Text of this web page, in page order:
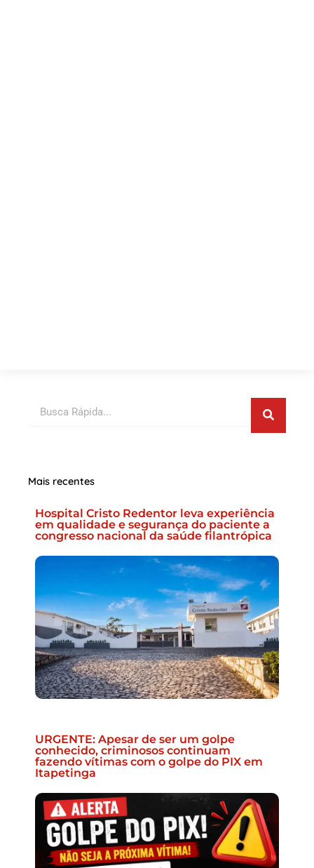
Mais recentes
Hospital Cristo Redentor leva experiência
em qualidade e segurança do paciente a
congresso nacional da saúde filantrópica
URGENTE: Apesar de ser um golpe
conhecido, criminosos continuam
fazendo vítimas com o golpe do PIX em
Itapetinga